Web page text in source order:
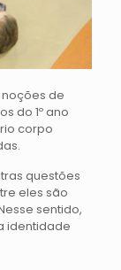
de
do 1º ano
corpo
questões
eles são
sentido,
identidade